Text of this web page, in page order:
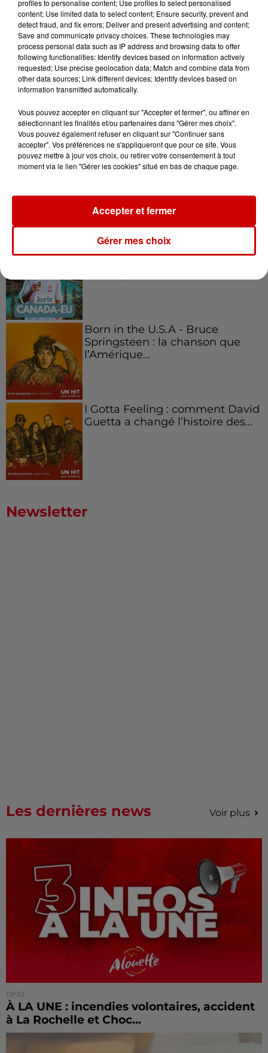
Destination Vacances - Gagnez
votre séjour en famille au cœur
de la...
Podcasts Voir plus
Kelly Massol, figure
l'entrepreneuriat féminin
Born in the U.S.A - Bruce
Springsteen : la chanson que
l’Amérique...
I Gotta Feeling : comment David
Guetta a changé l’histoire des...
Newsletter
Les dernières news Voir plus
11h51
À LA UNE : incendies volontaires, accident
à La Rochelle et Choc...
profiles to personalise content; Use profiles to select personalised
content; Use limited data to select content; Ensure security, prevent and
detect fraud, and fix errors; Deliver and present advertising and content;
Save and communicate privacy choices. These technologies may
process personal data such as IP address and browsing data to offer
following functionalities: Identify devices based on information actively
requested; Use precise geolocation data; Match and combine data from
other data sources; Link different devices; Identify devices based on
information transmitted automatically.
Vous pouvez accepter en cliquant sur "Accepter et fermer", ou affiner en
sélectionnant les finalités et/ou partenaires dans "Gérer mes choix".
Vous pouvez également refuser en cliquant sur "Continuer sans
accepter". Vos préférences ne s'appliqueront que pour ce site. Vous
pouvez mettre à jour vos choix, ou retirer votre consentement à tout
moment via le lien "Gérer les cookies" situé en bas de chaque page.
Gérer mes choix
Accepter et fermer